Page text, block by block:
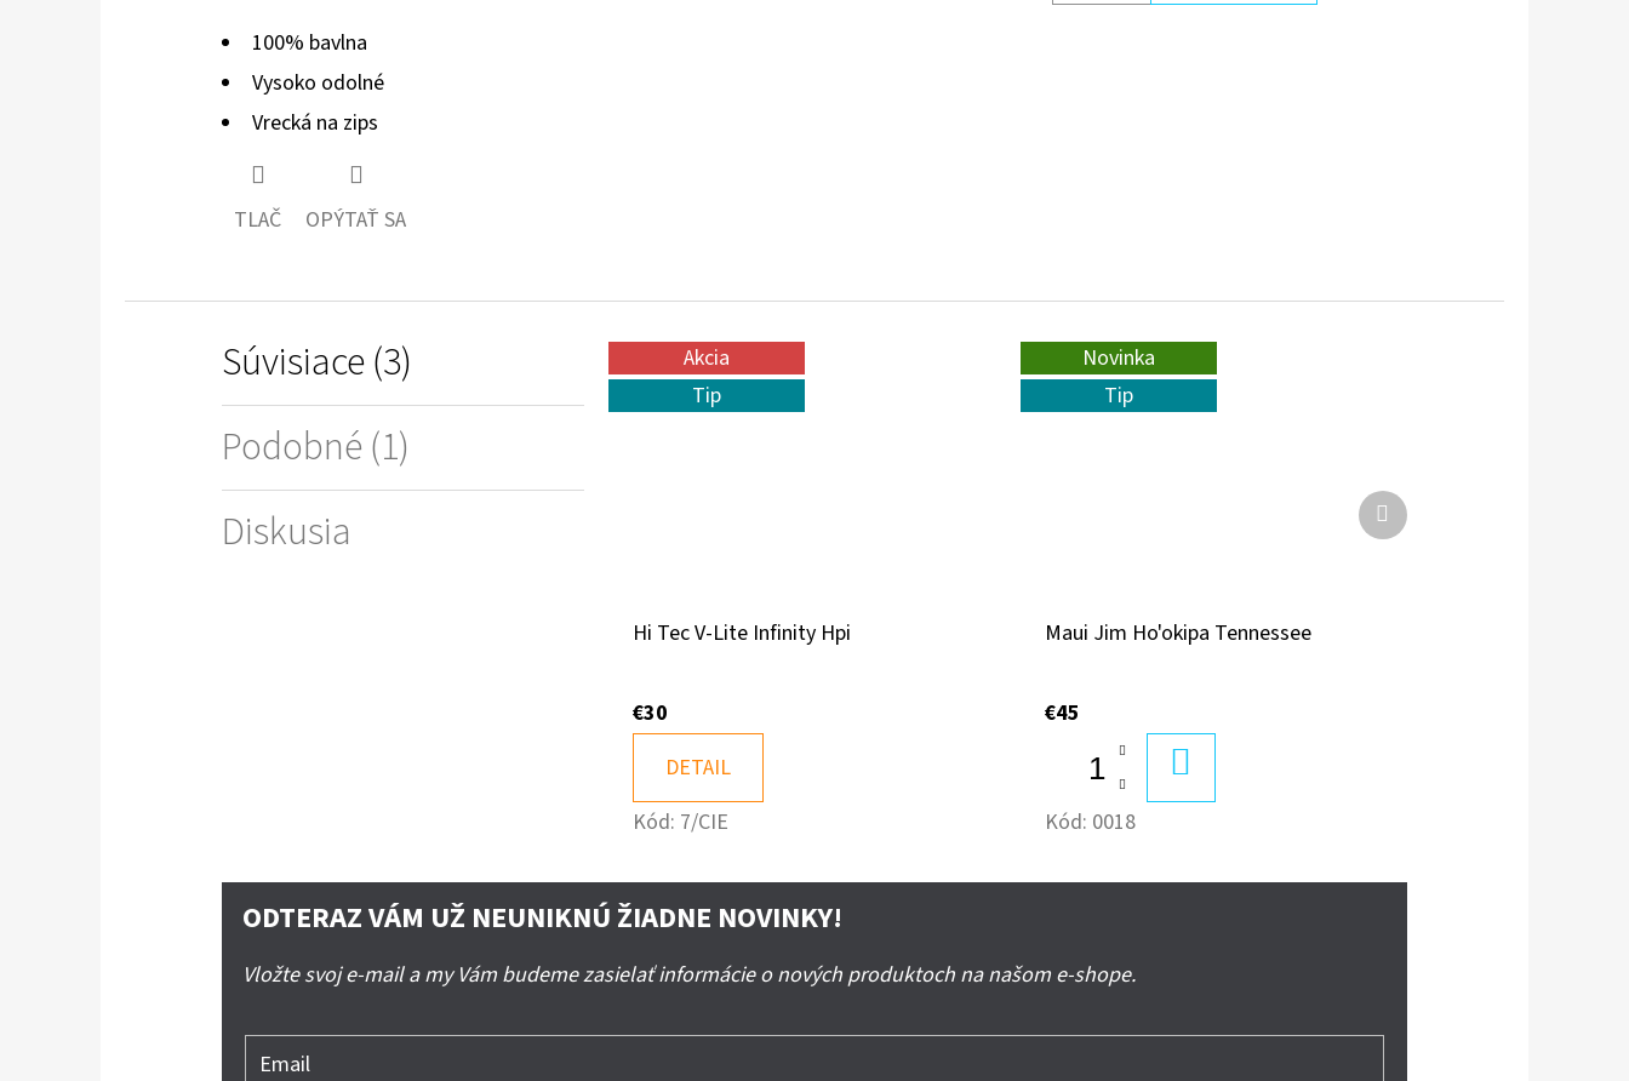
hviezdičiek.
100% bavlna
Vysoko odolné
Vrecká na zips
TLAČ OPÝTAŤ SA
Súvisiace (3)
Podobné (1)
Diskusia
Akcia
Tip
Hi Tec V-Lite Infinity Hpi
€30
DETAIL
Kód: 7/CIE
Novinka
Tip
Maui Jim Ho'okipa Tennessee
€45
KOŠÍKA
Kód: 0018
Ďalší
ODTERAZ VÁM UŽ NEUNIKNÚ ŽIADNE NOVINKY!
Vložte svoj e-mail a my Vám budeme zasielať informácie o nových produktoch na našom e-shope.
Email